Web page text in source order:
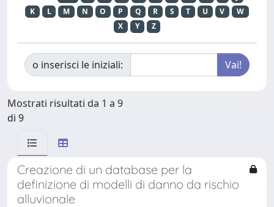
K
L M N O P Q R S T U V
W
X
Y Z
o inserisci le iniziali:
Mostrati risultati da 1 a 9
di 9
Creazione di un database per la
definizione di modelli di danno da rischio
alluvionale